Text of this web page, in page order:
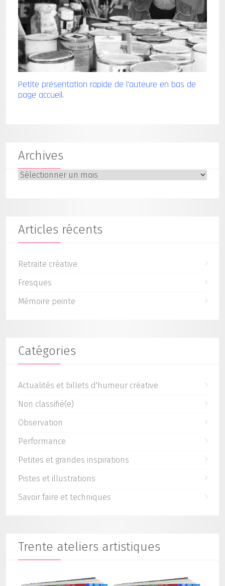
Petite présentation rapide de l'auteure en bas de
page accueil.
Archives
Articles récents
Retraite créative
Fresques
Mémoire peinte
Catégories
Actualités et billets d'humeur créative
Non classifié(e)
Observation
Performance
Petites et grandes inspirations
Pistes et illustrations
Savoir faire et techniques
Trente ateliers artistiques